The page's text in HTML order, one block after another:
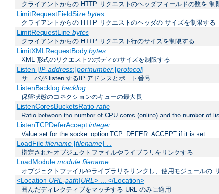
クライアントからの HTTP リクエストのヘッダフィールドの数を 制
LimitRequestFieldSize bytes
クライアントからの HTTP リクエストのヘッダの サイズを制限する
LimitRequestLine bytes
クライアントからの HTTP リクエスト行のサイズを制限する
LimitXMLRequestBody bytes
XML 形式のリクエストのボディのサイズを制限する
Listen [IP-address:]portnumber[protocol]
サーバが listen するIP アドレスとポート番号
ListenBacklog backlog
保留状態のコネクションのキューの最大長
ListenCoresBucketsRatio ratio
Ratio between the number of CPU cores (online) and the number of
ListenTCPDeferAccept integer
Value set for the socket option TCP_DEFER_ACCEPT if it is set
LoadFile filename[filename] ...
指定されたオブジェクトファイルやライブラリをリンクする
LoadModule module filename
オブジェクトファイルやライブラリをリンクし、使用モジュールの
<Location URL-path|URL> ... </Location>
囲んだディレクティブをマッチする URL のみに適用